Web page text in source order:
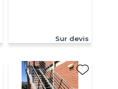
Sur devis